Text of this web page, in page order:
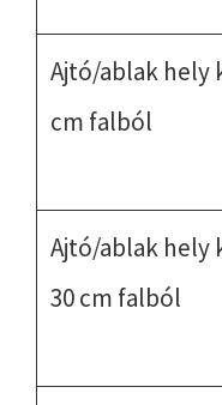
Ajtó/ablak hely
cm falból
Ajtó/ablak hely
30 cm falból